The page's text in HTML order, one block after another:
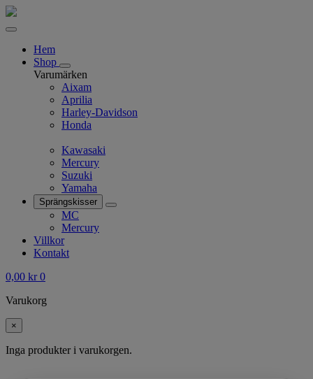
Hem
Shop
Varumärken
Aixam
Aprilia
Harley-Davidson
Honda
Kawasaki
Mercury
Suzuki
Yamaha
Sprängskisser
MC
Mercury
Villkor
Kontakt
0,00 kr 0
Varukorg
×
Inga produkter i varukorgen.